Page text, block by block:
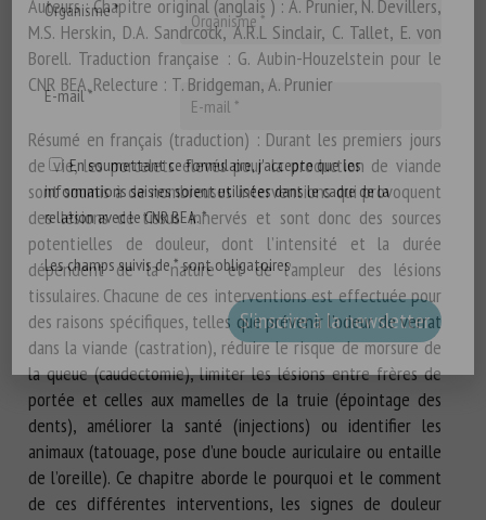
Auteurs : Chapitre original (anglais ) : A. Prunier, N. Devillers,
M.S. Herskin, D.A. Sandrcock, A.R.L Sinclair, C. Tallet, E. von
Borell. Traduction française : G. Aubin-Houzelstein pour le
CNR BEA. Relecture : T. Bridgeman, A. Prunier
Résumé en français (traduction) : Durant les premiers jours
de vie, les porcelets élevés pour la production de viande
sont soumis à de nombreuses interventions qui provoquent
des lésions de tissus innervés et sont donc des sources
potentielles de douleur, dont l’intensité et la durée
dépendent de la nature et de l’ampleur des lésions
tissulaires. Chacune de ces interventions est effectuée pour
des raisons spécifiques, telles que prévenir l’odeur de verrat
dans la viande (castration), réduire le risque de morsure de
la queue (caudectomie), limiter les lésions entre frères de
portée et celles aux mamelles de la truie (épointage des
dents), améliorer la santé (injections) ou identifier les
animaux (tatouage, pose d’une boucle auriculaire ou entaille
de l’oreille). Ce chapitre aborde le pourquoi et le comment
de ces différentes interventions, les signes de douleur
Organisme *
E-mail *
En soumettant ce formulaire, j'accepte que les
informations saisies soient utilisées dans le cadre de la
relation avec le CNR BEA. *
Les champs suivis de * sont obligatoires